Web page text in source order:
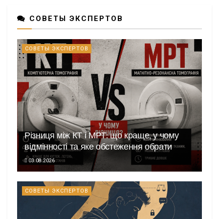
СОВЕТЫ ЭКСПЕРТОВ
СОВЕТЫ ЭКСПЕРТОВ
Різниця між КТ і МРТ: що краще, у чому
відмінності та яке обстеження обрати
03.08.2026
СОВЕТЫ ЭКСПЕРТОВ